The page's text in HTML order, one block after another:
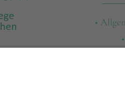
•